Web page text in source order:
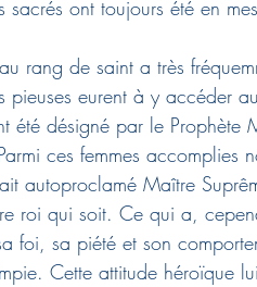
sacrés ont toujours été en
rang de saint a très
pieuses eurent à y accéder
été désigné par le Prophète
ces femmes accomplies
autoproclamé Maître
roi qui soit. Ce qui a,
foi, sa piété et son
Cette attitude héroïque